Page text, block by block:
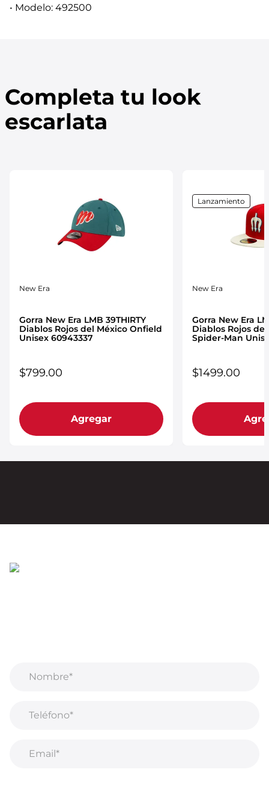
• Modelo: 492500
Completa tu look
escarlata
New Era
Gorra New Era LMB 39THIRTY
Diablos Rojos del México Onfield
Unisex 60943337
$799.00
Agregar
Lanzamiento
New Era
Gorra New Era
Diablos Rojos
Spider-Man
$1499.00